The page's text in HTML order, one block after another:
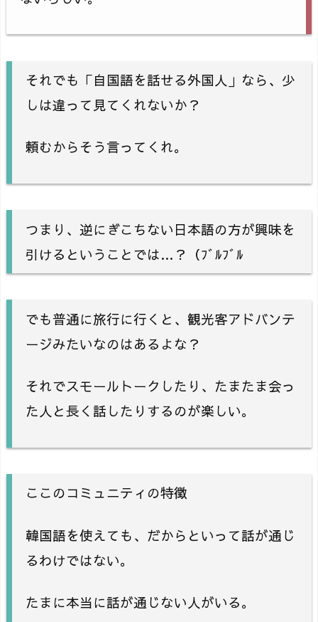
それでも「自国語を話せる外国人」なら、少
しは違って見てくれないか？
頼むからそう言ってくれ。
つまり、逆にぎこちない日本語の方が興味を
引けるということでは…？（ﾌﾞﾙﾌﾞﾙ
でも普通に旅行に行くと、観光客アドバンテ
ージみたいなのはあるよな？
それでスモールトークしたり、たまたま会っ
た人と長く話したりするのが楽しい。
ここのコミュニティの特徴
韓国語を使えても、だからといって話が通じ
るわけではない。
たまに本当に話が通じない人がいる。